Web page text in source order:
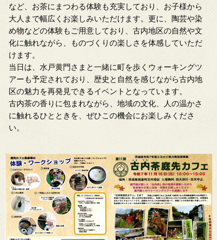
など、お茶にまつわる体験も充実しており、お子様から
大人まで幅広くお楽しみいただけます。更に、陶芸や染
め物などの体験もご用意しており、古内地区の自然や文
化に触れながら、ものづくりの楽しさを体感していただ
けます。
当日は、水戸黄門さまと一緒に町を歩くウォーキングツ
アーも予定されており、歴史と自然を感じながら古内地
区の魅力を再発見できるイベントとなっています。
古内茶の香りに包まれながら、地域の文化、人の温かさ
に触れるひとときを、ぜひこの機会にお楽しみくださ
い。